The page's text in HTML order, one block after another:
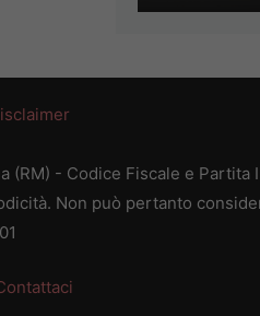
- Codice Fiscale e Partita
Non può pertanto